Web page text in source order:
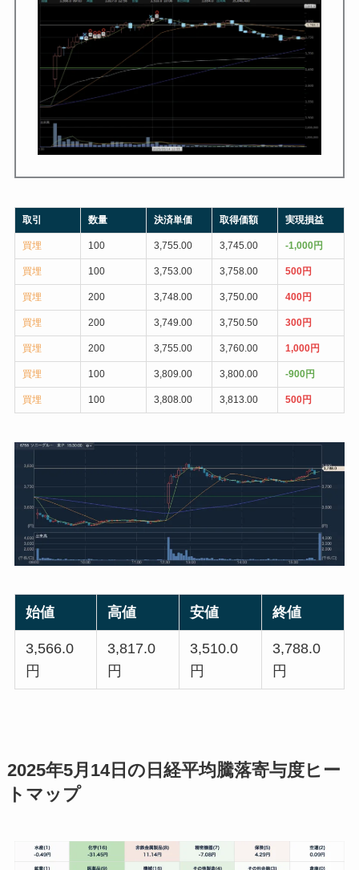
取引 数量 決済単価 取得価額 実現損益
買埋 100 3,755.00 3,745.00 -1,000円
買埋 100 3,753.00 3,758.00 500円
買埋 200 3,748.00 3,750.00 400円
買埋 200 3,749.00 3,750.50 300円
買埋 200 3,755.00 3,760.00 1,000円
買埋 100 3,809.00 3,800.00 -900円
買埋 100 3,808.00 3,813.00 500円
始値 高値 安値 終値
3,566.0
円
3,817.0
円
3,510.0
円
3,788.0
円
2025年5月14日の日経平均騰落寄与度ヒー
トマップ